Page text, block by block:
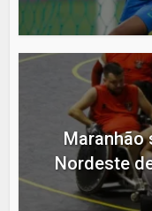
Maranhão
Nordeste